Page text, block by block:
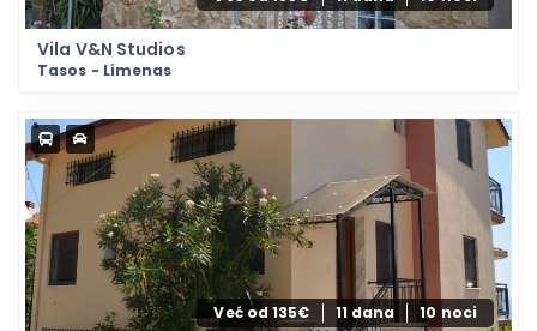
Vila V&N Studios
Tasos - Limenas
Već od 135€ 11 dana 10 noci